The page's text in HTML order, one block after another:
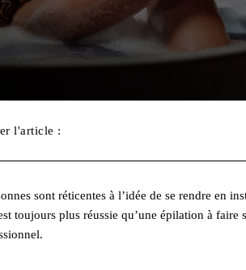
l'article :
sont réticentes à l’idée de se rendre en
toujours plus réussie qu’une épilation à faire